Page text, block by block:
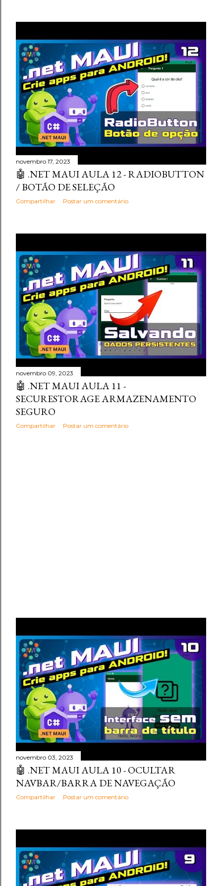
novembro 17, 2023
🤖 .NET MAUI AULA 12 - RADIOBUTTON
/ BOTÃO DE SELEÇÃO
Compartilhar Postar um comentário
novembro 09, 2023
🤖 .NET MAUI AULA 11 -
SECURESTORAGE ARMAZENAMENTO
SEGURO
Compartilhar Postar um comentário
novembro 03, 2023
🤖 .NET MAUI AULA 10 - OCULTAR
NAVBAR/BARRA DE NAVEGAÇÃO
Compartilhar Postar um comentário